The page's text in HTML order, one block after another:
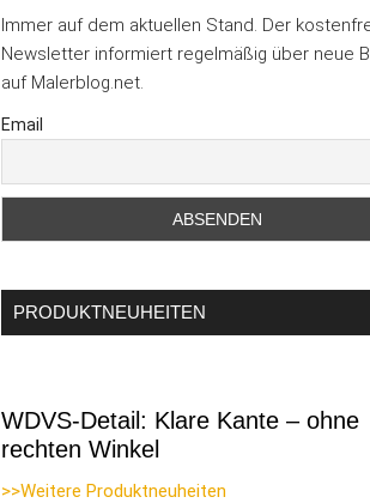
Immer auf dem aktuellen Stand. Der
Newsletter informiert regelmäßig über neue
auf Malerblog.net.
Email
PRODUKTNEUHEITEN
WDVS-Detail: Klare Kante – ohne
rechten Winkel
>>Weitere Produktneuheiten